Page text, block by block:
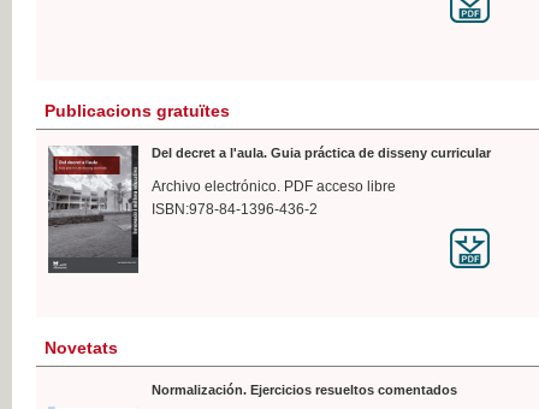
Publicacions gratuïtes
Del decret a l'aula. Guia práctica de disseny curricular
Archivo electrónico. PDF acceso libre
ISBN:978-84-1396-436-2
Novetats
Normalización. Ejercicios resueltos comentados